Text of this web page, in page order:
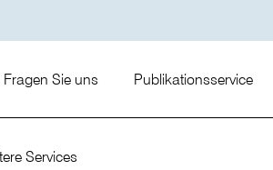
Sie uns Publikationsservice
Services